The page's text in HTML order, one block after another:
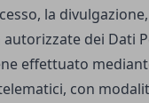
la
dei Dati
effettuato
con